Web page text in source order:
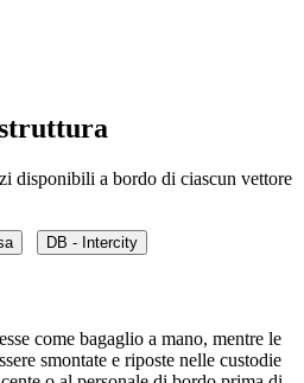
disponibili a bordo di ciascun vettore
DB - Intercity
come bagaglio a mano, mentre le
smontate e riposte nelle custodie